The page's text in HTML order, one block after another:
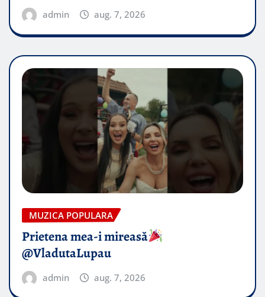
admin aug. 7, 2026
MUZICA POPULARA
Prietena mea-i mireasă​
@VladutaLupau
admin aug. 7, 2026